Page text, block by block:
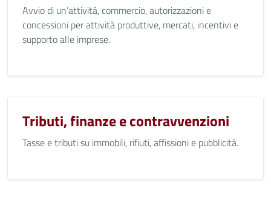
Avvio di un’attività, commercio, autorizzazioni e
concessioni per attività produttive, mercati, incentivi e
supporto alle imprese.
Tributi, finanze e contravvenzioni
Tasse e tributi su immobili, rifiuti, affissioni e pubblicità.